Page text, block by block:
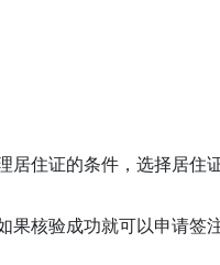
居住证的条件，选择居住
果核验成功就可以申请